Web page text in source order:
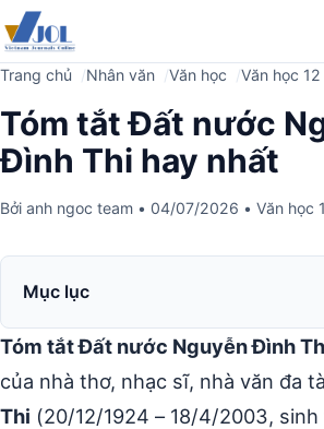
Trang chủ Nhân văn Văn học Văn học 12
Tóm tắt Đất nước
Đình Thi hay nhất
Bởi anh ngoc team • 04/07/2026 • Văn học
Mục lục
Tóm tắt Đất nước Nguyễn Đình
của nhà thơ, nhạc sĩ, nhà văn đa
Thi (20/12/1924 – 18/4/2003, sinh